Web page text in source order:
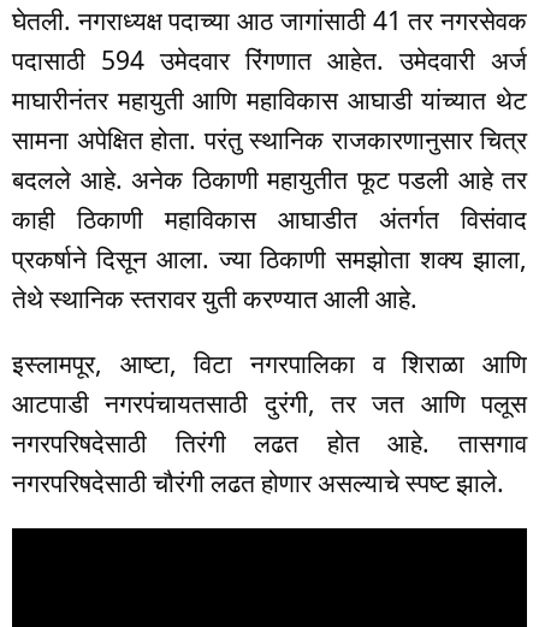
घेतली. नगराध्यक्ष पदाच्या आठ जागांसाठी 41 तर नगरसेवक
पदासाठी 594 उमेदवार रिंगणात आहेत. उमेदवारी अर्ज
माघारीनंतर महायुती आणि महाविकास आघाडी यांच्यात थेट
सामना अपेक्षित होता. परंतु स्थानिक राजकारणानुसार चित्र
बदलले आहे. अनेक ठिकाणी महायुतीत फूट पडली आहे तर
काही ठिकाणी महाविकास आघाडीत अंतर्गत विसंवाद
प्रकर्षाने दिसून आला. ज्या ठिकाणी समझोता शक्य झाला,
तेथे स्थानिक स्तरावर युती करण्यात आली आहे.
इस्लामपूर, आष्टा, विटा नगरपालिका व शिराळा आणि
आटपाडी नगरपंचायतसाठी दुरंगी, तर जत आणि पलूस
नगरपरिषदेसाठी तिरंगी लढत होत आहे. तासगाव
नगरपरिषदेसाठी चौरंगी लढत होणार असल्याचे स्पष्ट झाले.